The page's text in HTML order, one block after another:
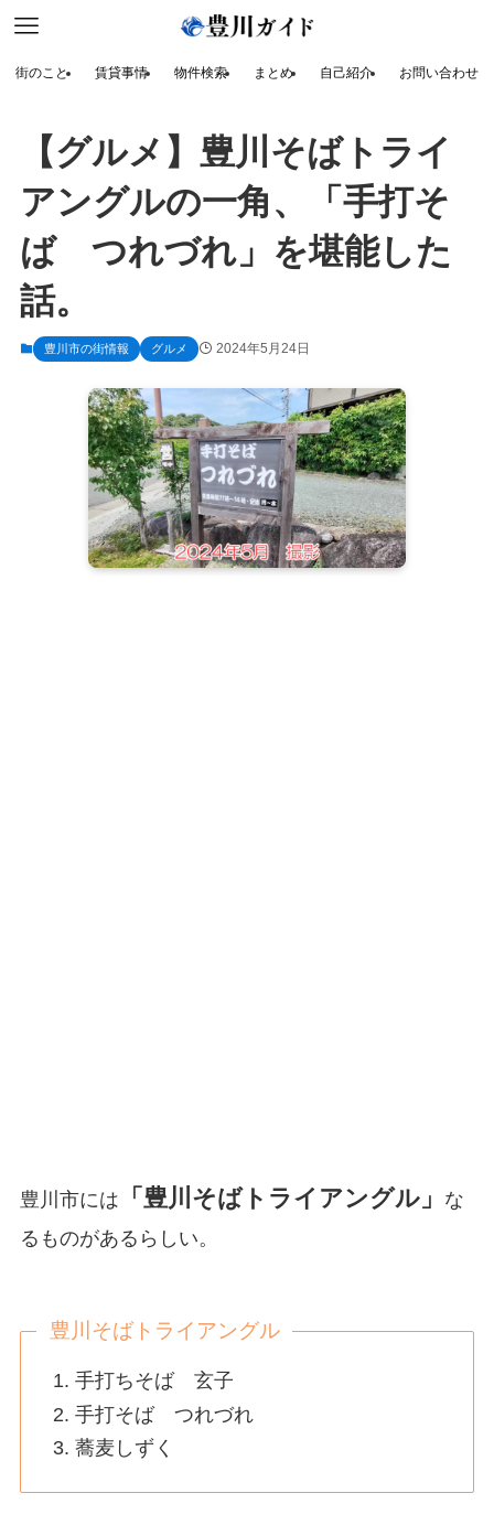
街のこと 賃貸事情 物件検索 まとめ 自己紹介 お問い合わせ
【グルメ】豊川そばトライ
アングルの一角、「手打そ
ば つれづれ」を堪能した
話。
豊川市の街情報 グルメ 2024年5月24日
豊川市には 「豊川そばトライアングル」
な
るものがあるらしい。
豊川そばトライアングル
手打ちそば 玄子
手打そば つれづれ
蕎麦しずく